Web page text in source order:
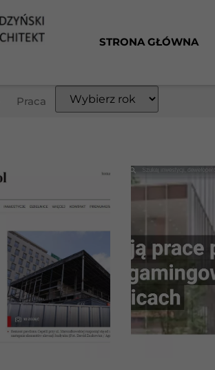
STRONA GŁÓWNA
Praca